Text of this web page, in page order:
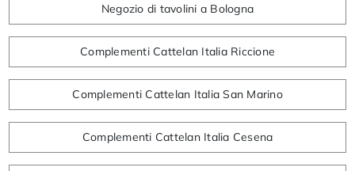
Negozio di tavolini a Bologna
Complementi Cattelan Italia Riccione
Complementi Cattelan Italia San Marino
Complementi Cattelan Italia Cesena